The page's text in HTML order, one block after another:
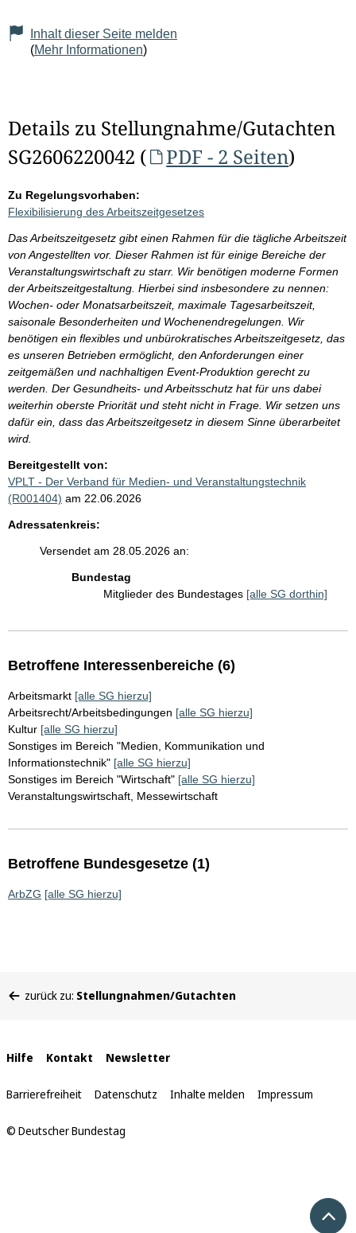
Inhalt dieser Seite melden
(Mehr Informationen)
Details zu Stellungnahme/Gutachten
SG2606220042 (
PDF - 2 Seiten)
Zu Regelungsvorhaben:
Flexibilisierung des Arbeitszeitgesetzes
Das Arbeitszeitgesetz gibt einen Rahmen für die tägliche Arbeitszeit
von Angestellten vor. Dieser Rahmen ist für einige Bereiche der
Veranstaltungswirtschaft zu starr. Wir benötigen moderne Formen
der Arbeitszeitgestaltung. Hierbei sind insbesondere zu nennen:
Wochen- oder Monatsarbeitszeit, maximale Tagesarbeitszeit,
saisonale Besonderheiten und Wochenendregelungen. Wir
benötigen ein flexibles und unbürokratisches Arbeitszeitgesetz, das
es unseren Betrieben ermöglicht, den Anforderungen einer
zeitgemäßen und nachhaltigen Event-Produktion gerecht zu
werden. Der Gesundheits- und Arbeitsschutz hat für uns dabei
weiterhin oberste Priorität und steht nicht in Frage. Wir setzen uns
dafür ein, dass das Arbeitszeitgesetz in diesem Sinne überarbeitet
wird.
Bereitgestellt von:
VPLT - Der Verband für Medien- und Veranstaltungstechnik
(R001404) am 22.06.2026
Adressatenkreis:
Versendet am 28.05.2026 an:
Bundestag
Mitglieder des Bundestages [alle SG dorthin]
Betroffene Interessenbereiche (6)
Arbeitsmarkt [alle SG hierzu]
Arbeitsrecht/Arbeitsbedingungen [alle SG hierzu]
Kultur [alle SG hierzu]
Sonstiges im Bereich "Medien, Kommunikation und
Informationstechnik" [alle SG hierzu]
Sonstiges im Bereich "Wirtschaft" [alle SG hierzu]
Veranstaltungswirtschaft, Messewirtschaft
Betroffene Bundesgesetze (1)
ArbZG [alle SG hierzu]
befinden
zurück zu: Stellungnahmen/Gutachten
Interne
Links
Hilfe Kontakt Newsletter
Barrierefreiheit Datenschutz Inhalte melden Impressum
© Deutscher Bundestag